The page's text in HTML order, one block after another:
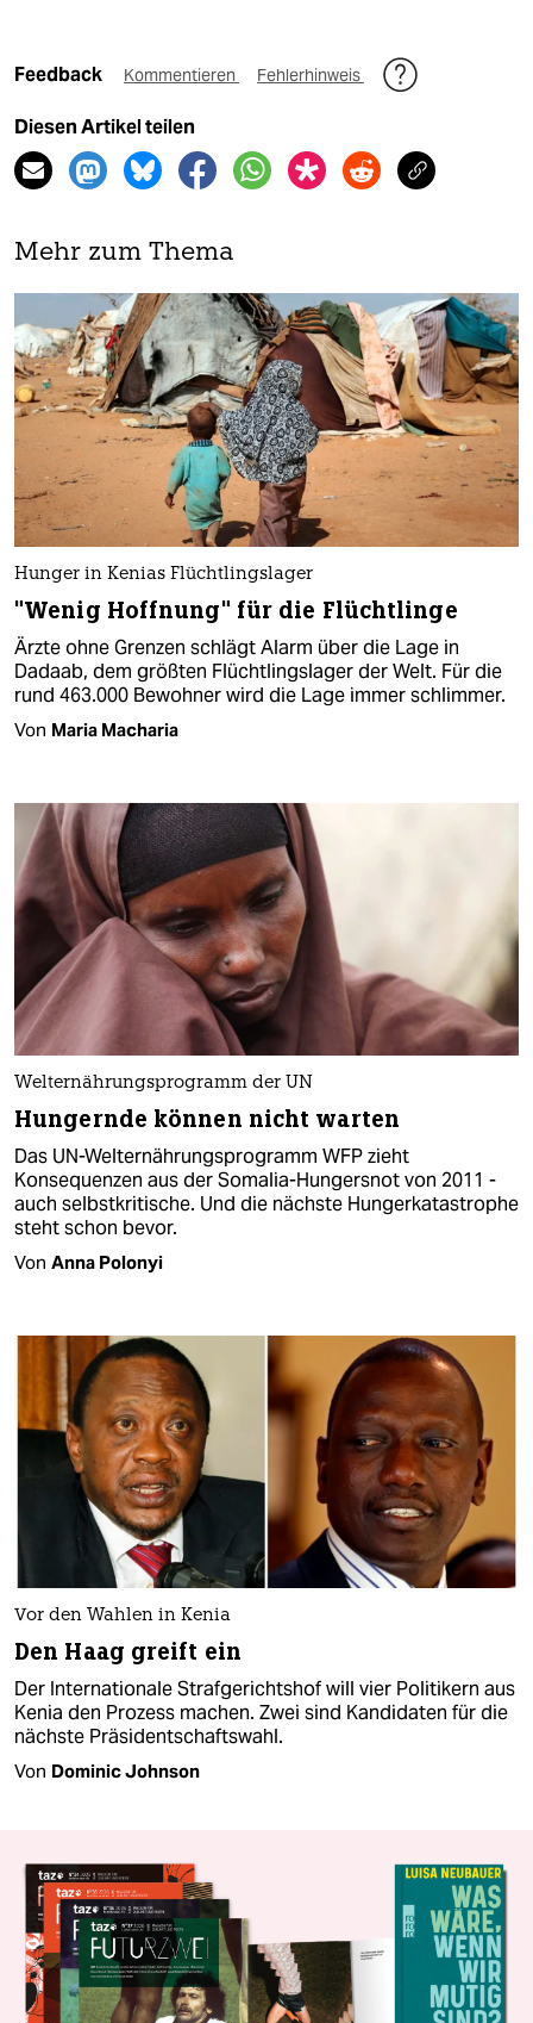
Feedback Kommentieren Fehlerhinweis
Diesen Artikel teilen
Mehr zum Thema
Hunger in Kenias Flüchtlingslager
"Wenig Hoffnung" für die Flüchtlinge
Ärzte ohne Grenzen schlägt Alarm über die Lage in
Dadaab, dem größten Flüchtlingslager der Welt. Für die
rund 463.000 Bewohner wird die Lage immer schlimmer.
Von Maria Macharia
Welternährungsprogramm der UN
Hungernde können nicht warten
Das UN-Welternährungsprogramm WFP zieht
Konsequenzen aus der Somalia-Hungersnot von 2011 -
auch selbstkritische. Und die nächste Hungerkatastrophe
steht schon bevor.
Von Anna Polonyi
Vor den Wahlen in Kenia
Den Haag greift ein
Der Internationale Strafgerichtshof will vier Politikern aus
Kenia den Prozess machen. Zwei sind Kandidaten für die
nächste Präsidentschaftswahl.
Von Dominic Johnson